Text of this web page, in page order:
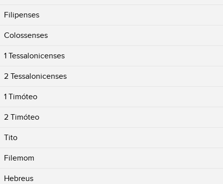
Filipenses
Colossenses
1 Tessalonicenses
2 Tessalonicenses
1 Timóteo
2 Timóteo
Tito
Filemom
Hebreus